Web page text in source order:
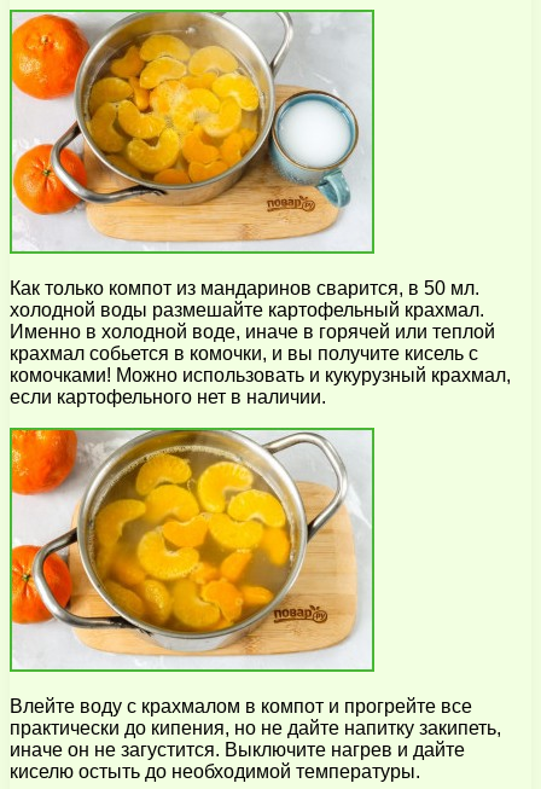
Как только компот из мандаринов сварится, в 50 мл.
холодной воды размешайте картофельный крахмал.
Именно в холодной воде, иначе в горячей или теплой
крахмал собьется в комочки, и вы получите кисель с
комочками! Можно использовать и кукурузный крахмал,
если картофельного нет в наличии.
Влейте воду с крахмалом в компот и прогрейте все
практически до кипения, но не дайте напитку закипеть,
иначе он не загустится. Выключите нагрев и дайте
киселю остыть до необходимой температуры.